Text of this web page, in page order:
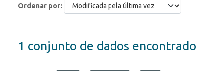
Ordenar por
1 conjunto de dados encontrado